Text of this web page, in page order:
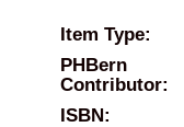
Item Type:
PHBern
Contributor:
ISBN: